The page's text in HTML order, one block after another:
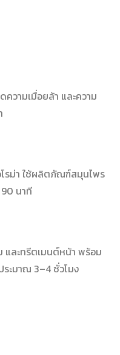
วามเมื่อยล้า และความ
รม่า ใช้ผลิตภัณฑ์สมุนไพร
นาที
และทรีตเมนต์หน้า พร้อม
ระมาณ 3–4 ชั่วโมง